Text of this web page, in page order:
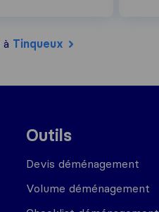
à Tinqueux
Outils
Devis déménagement
Volume déménagement